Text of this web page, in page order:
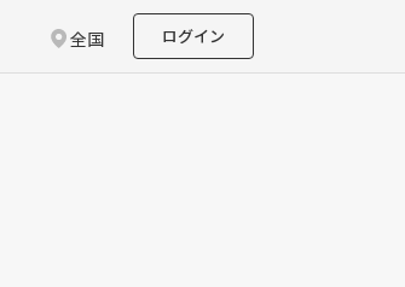
全国 ログイン